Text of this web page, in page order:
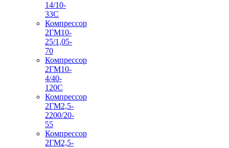
14/10-
33С
Компрессор
2ГМ10-
25/1,05-
70
Компрессор
2ГМ10-
4/40-
120С
Компрессор
2ГМ2,5-
2200/20-
55
Компрессор
2ГМ2,5-